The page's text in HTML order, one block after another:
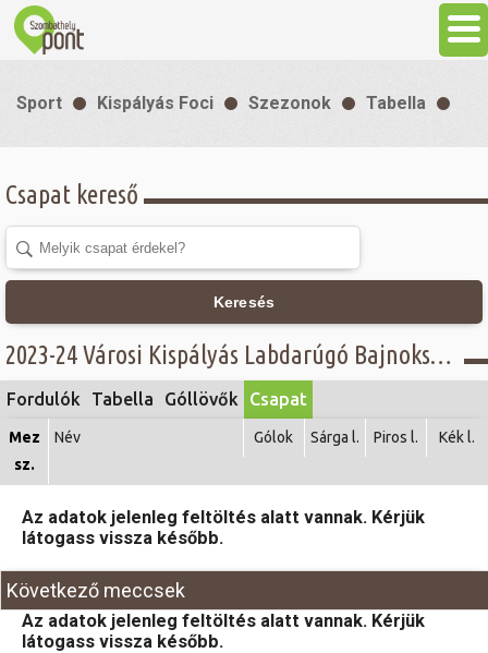
Látnivalók
Gasztronómia
Szállás
Sport
Hasznos
Sport Kispályás Foci Szezonok Tabella
Csapat kereső
Keresés
2023-24 Városi Kispályás Labdarúgó Bajnokság - I. osztály -
Fordulók Tabella Góllövők Csapat
Mez
sz.
Név Gólok Sárga l. Piros l. Kék l.
Az adatok jelenleg feltöltés alatt vannak. Kérjük
látogass vissza később.
Következő meccsek
Az adatok jelenleg feltöltés alatt vannak. Kérjük
látogass vissza később.